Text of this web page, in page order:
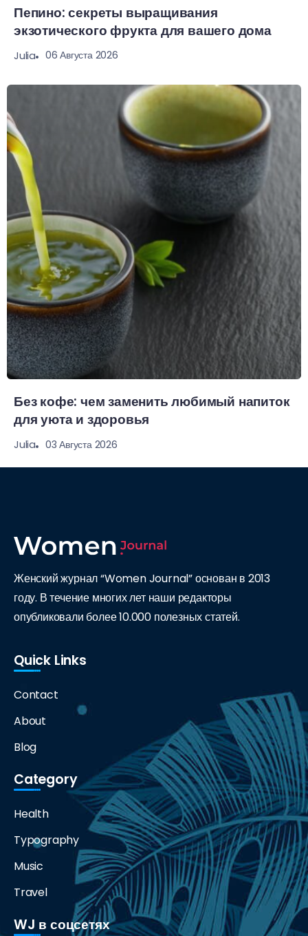
Пепино: секреты выращивания
экзотического фрукта для вашего дома
Julia 06 Августа 2026
Без кофе: чем заменить любимый напиток
для уюта и здоровья
Julia 03 Августа 2026
Женский журнал “Women Journal” основан в 2013
году. В течение многих лет наши редакторы
опубликовали более 10.000 полезных статей.
Quick Links
Contact
About
Blog
Category
Health
Typography
Music
Travel
WJ в соцсетях